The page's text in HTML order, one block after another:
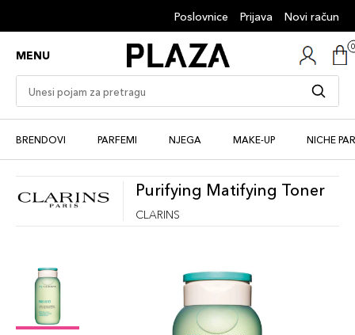
Poslovnice Prijava Novi račun
MENU
BRENDOVI PARFEMI NJEGA MAKE-UP NICHE
Purifying Matifying Toner
CLARINS